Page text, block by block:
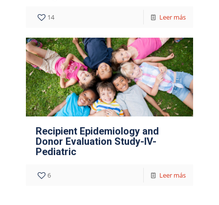
14 Leer más
Recipient Epidemiology and
Donor Evaluation Study-IV-
Pediatric
6 Leer más